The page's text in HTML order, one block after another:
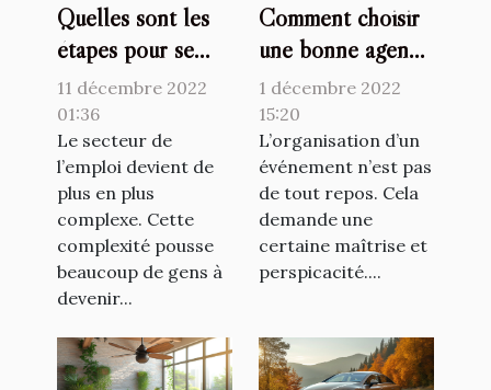
Quelles sont les
étapes pour se
lancer comme
travailleur
indépendant ?
11 décembre 2022
01:36
Le secteur de
l’emploi devient de
plus en plus
complexe. Cette
complexité pousse
beaucoup de gens à
devenir...
Comment choisir
une bonne agence
événementielle ?
1 décembre 2022
15:20
L’organisation d’un
événement n’est pas
de tout repos. Cela
demande une
certaine maîtrise et
perspicacité....